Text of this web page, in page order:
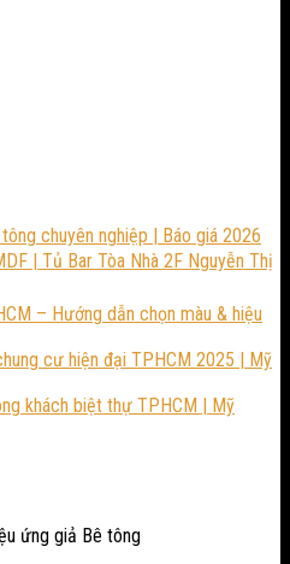
chuyên nghiệp | Báo giá 2026
| Tủ Bar Tòa Nhà 2F Nguyễn Thị
– Hướng dẫn chọn màu & hiệu
cư hiện đại TPHCM 2025 | Mỹ
khách biệt thự TPHCM | Mỹ
ứng giả Bê tông